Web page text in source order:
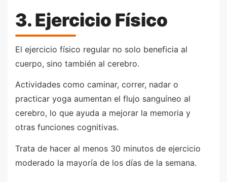
3. Ejercicio Físico
El ejercicio físico regular no solo beneficia al
cuerpo, sino también al cerebro.
Actividades como caminar, correr, nadar o
practicar yoga aumentan el flujo sanguíneo al
cerebro, lo que ayuda a mejorar la memoria y
otras funciones cognitivas.
Trata de hacer al menos 30 minutos de ejercicio
moderado la mayoría de los días de la semana.